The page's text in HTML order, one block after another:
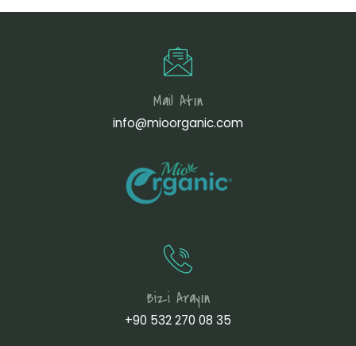
Mail Atın
info@mioorganic.com
Bizi Arayın
+90 532 270 08 35